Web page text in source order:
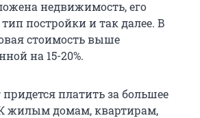
недвижимость, его
постройки и так далее. В
стоимость выше
на 15-20%.
платить за большее
жилым домам, квартирам,